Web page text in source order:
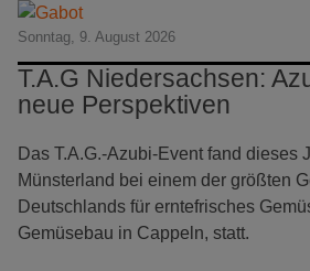
Sonntag, 9. August 2026
T.A.G Niedersachsen:
neue Perspektiven
Das T.A.G.-Azubi-Event fand dieses
Münsterland bei einem der größten
Deutschlands für erntefrisches
Gemüsebau in Cappeln, statt.